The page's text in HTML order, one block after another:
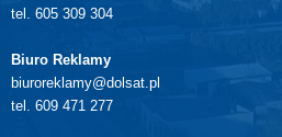
tel. 605 309 304
Biuro Reklamy
biuroreklamy@dolsat.pl
tel. 609 471 277